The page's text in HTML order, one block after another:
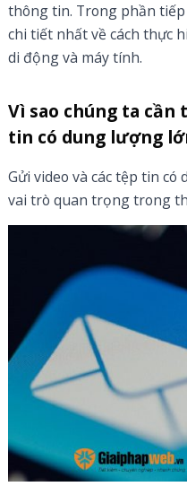
thông tin. Trong phần
chi tiết nhất về cách thực
di động và máy tính.
Vì sao chúng ta
tin có dung lượng
Gửi video và các tệp tin
vai trò quan trọng trong